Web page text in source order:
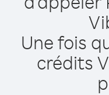
Une fois
crédits